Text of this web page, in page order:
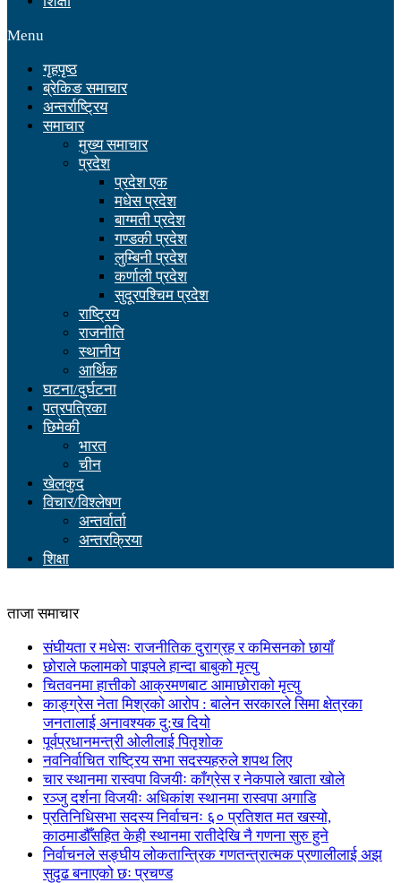
Menu
गृहपृष्ठ
ब्रेकिङ समाचार
अन्तर्राष्ट्रिय
समाचार
मुख्य समाचार
प्रदेश
प्रदेश एक
मधेस प्रदेश
बाग्मती प्रदेश
गण्डकी प्रदेश
लुम्बिनी प्रदेश
कर्णाली प्रदेश
सुदूरपश्चिम प्रदेश
राष्ट्रिय
राजनीति
स्थानीय
आर्थिक
घटना/दुर्घटना
पत्रपत्रिका
छिमेकी
भारत
चीन
खेलकुद
विचार/विश्लेषण
अन्तर्वार्ता
अन्तरक्रिया
शिक्षा
ताजा समाचार
संघीयता र मधेसः राजनीतिक दुराग्रह र कमिसनको छायाँ
छोराले फलामको पाइपले हान्दा बाबुको मृत्यु
चितवनमा हात्तीको आक्रमणबाट आमाछोराको मृत्यु
काङ्ग्रेस नेता मिश्रको आरोप : बालेन सरकारले सिमा क्षेत्रका
जनतालाई अनावश्यक दु:ख दियो
पूर्वप्रधानमन्त्री ओलीलाई पितृशोक
नवनिर्वाचित राष्ट्रिय सभा सदस्यहरुले शपथ लिए
चार स्थानमा रास्वपा विजयीः काँग्रेस र नेकपाले खाता खोले
रञ्जु दर्शना विजयीः अधिकांश स्थानमा रास्वपा अगाडि
प्रतिनिधिसभा सदस्य निर्वाचनः ६० प्रतिशत मत खस्यो,
काठमाडौँसहित केही स्थानमा रातीदेखि नै गणना सुरु हुने
निर्वाचनले सङ्घीय लोकतान्त्रिक गणतन्त्रात्मक प्रणालीलाई अझ
सुदृढ बनाएको छः प्रचण्ड